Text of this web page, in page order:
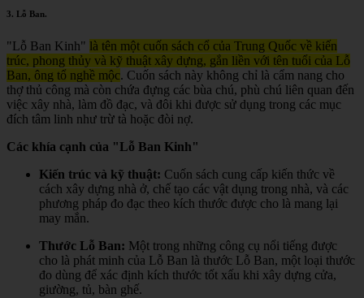
3. Lỗ Ban.
"Lỗ Ban Kinh" là tên một cuốn sách cổ của Trung Quốc về kiến
trúc, phong thủy và kỹ thuật xây dựng, gắn liền với tên tuổi của Lỗ
Ban, ông tổ nghề mộc. Cuốn sách này không chỉ là cẩm nang cho
thợ thủ công mà còn chứa đựng các bùa chú, phù chú liên quan đến
việc xây nhà, làm đồ đạc, và đôi khi được sử dụng trong các mục
đích tâm linh như trừ tà hoặc đòi nợ.
Các khía cạnh của "Lỗ Ban Kinh"
Kiến trúc và kỹ thuật: Cuốn sách cung cấp kiến thức về
cách xây dựng nhà ở, chế tạo các vật dụng trong nhà, và các
phương pháp đo đạc theo kích thước được cho là mang lại
may mắn.
Thước Lỗ Ban: Một trong những công cụ nổi tiếng được
cho là phát minh của Lỗ Ban là thước Lỗ Ban, một loại thước
đo dùng để xác định kích thước tốt xấu khi xây dựng cửa,
giường, tủ, bàn ghế.